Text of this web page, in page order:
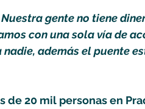
gente no tiene
con una sola vía de
además el puente
de 20 mil personas en